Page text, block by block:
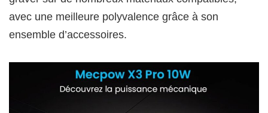
avec une meilleure polyvalence grâce à son
ensemble d’accessoires.